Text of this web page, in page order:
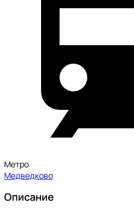
Метро
Медведково
Описание